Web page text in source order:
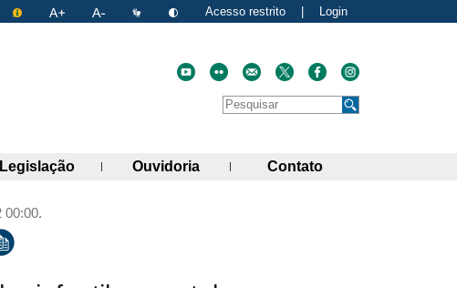
Acesso restrito Login
Faça uma pesquisa no site
Pesquisar
de links)
Legislação(abre painel de links)
Ouvidoria (abre painel de links)
Contato(abre painel de
00:00.
atual
link para a área de transferência